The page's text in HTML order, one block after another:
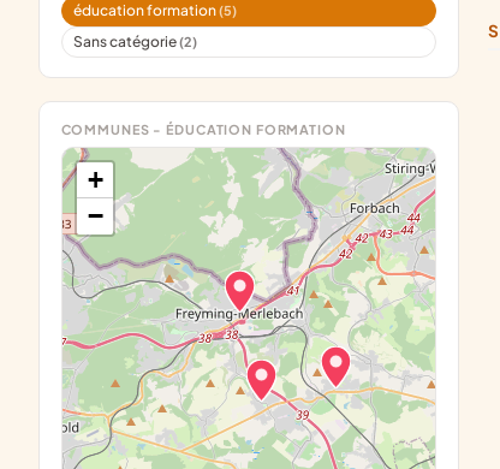
éducation formation(5)
Sans catégorie(2)
COMMUNES - ÉDUCATION FORMATION
+
−